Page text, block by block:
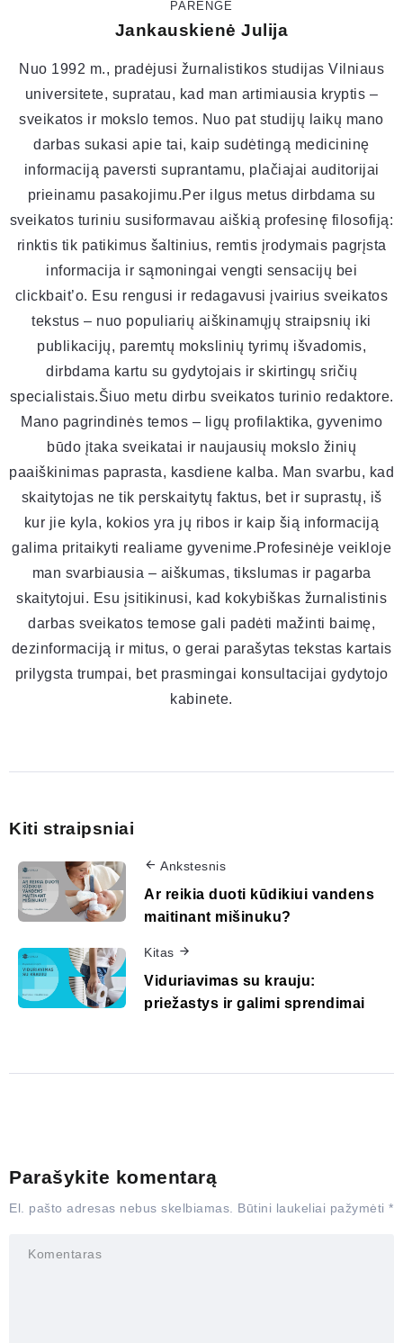
PARENGĖ
Jankauskienė Julija
Nuo 1992 m., pradėjusi žurnalistikos studijas Vilniaus
universitete, supratau, kad man artimiausia kryptis –
sveikatos ir mokslo temos. Nuo pat studijų laikų mano
darbas sukasi apie tai, kaip sudėtingą medicininę
informaciją paversti suprantamu, plačiajai auditorijai
prieinamu pasakojimu.Per ilgus metus dirbdama su
sveikatos turiniu susiformavau aiškią profesinę filosofiją:
rinktis tik patikimus šaltinius, remtis įrodymais pagrįsta
informacija ir sąmoningai vengti sensacijų bei
clickbait’o. Esu rengusi ir redagavusi įvairius sveikatos
tekstus – nuo populiarių aiškinamųjų straipsnių iki
publikacijų, paremtų mokslinių tyrimų išvadomis,
dirbdama kartu su gydytojais ir skirtingų sričių
specialistais.Šiuo metu dirbu sveikatos turinio redaktore.
Mano pagrindinės temos – ligų profilaktika, gyvenimo
būdo įtaka sveikatai ir naujausių mokslo žinių
paaiškinimas paprasta, kasdiene kalba. Man svarbu, kad
skaitytojas ne tik perskaitytų faktus, bet ir suprastų, iš
kur jie kyla, kokios yra jų ribos ir kaip šią informaciją
galima pritaikyti realiame gyvenime.Profesinėje veikloje
man svarbiausia – aiškumas, tikslumas ir pagarba
skaitytojui. Esu įsitikinusi, kad kokybiškas žurnalistinis
darbas sveikatos temose gali padėti mažinti baimę,
dezinformaciją ir mitus, o gerai parašytas tekstas kartais
prilygsta trumpai, bet prasmingai konsultacijai gydytojo
kabinete.
Kiti straipsniai
Ankstesnis
Ar reikia duoti kūdikiui vandens
maitinant mišinuku?
Kitas
Viduriavimas su krauju:
priežastys ir galimi sprendimai
Parašykite komentarą
El. pašto adresas nebus skelbiamas. Būtini laukeliai pažymėti *